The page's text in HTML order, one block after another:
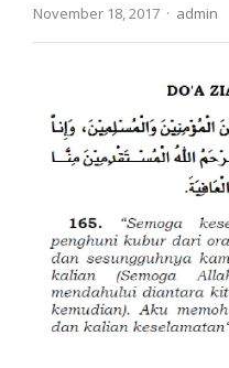
November 18, 2017
Author
admin